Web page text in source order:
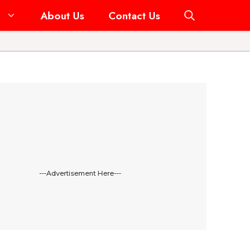
About Us Contact Us
---Advertisement Here---